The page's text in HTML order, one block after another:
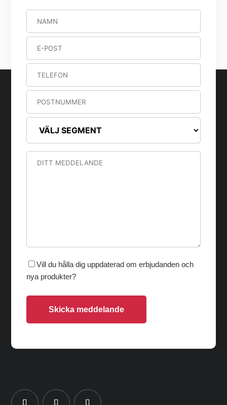
Vill du hålla dig uppdaterad om erbjudanden och
nya produkter?
Skicka meddelande